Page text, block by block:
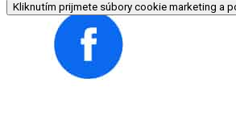
Kliknutím prijmete súbory cookie marketing a